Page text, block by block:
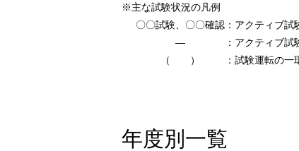
※主な試験状況の凡例
〇〇試験、〇〇確認 ：アクティブ
―
：アクティブ
（ ）
：試験運転の
年度別一覧